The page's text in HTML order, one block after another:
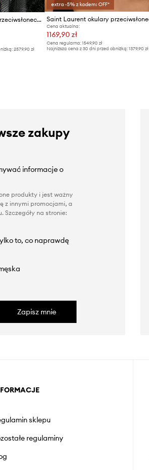
Saint Laurent okulary przeciwsłoneczne BLAZE
2579,90 zł
extra -5% z kodem: OFF*
Cena aktualna:
1169,90 zł
Cena regularna: 1549,90 zł
Najniższa cena z 30 dni przed obniżką: 1379,90 zł
zakupy
informacje o
produkty i jest ważny
z innymi promocjami, a
Szczegóły na stronie:
to, co naprawdę
Zapisz mnie
sklepu
regulaminy